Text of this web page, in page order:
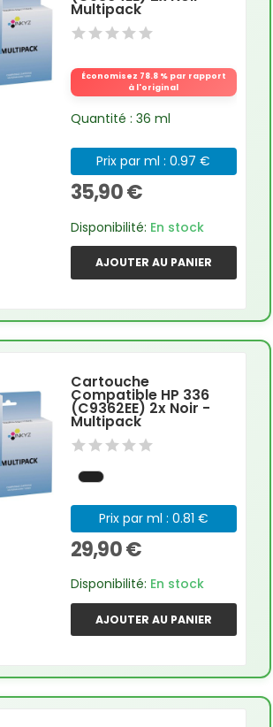
Multipack
Économisez 78.8 % par rapport
à l'original
Quantité : 36 ml
Prix par ml : 0.97 €
35,90 €
Disponibilité: En stock
AJOUTER AU PANIER
Cartouche
Compatible HP 336
(C9362EE) 2x Noir -
Multipack
Prix par ml : 0.81 €
29,90 €
Disponibilité: En stock
AJOUTER AU PANIER